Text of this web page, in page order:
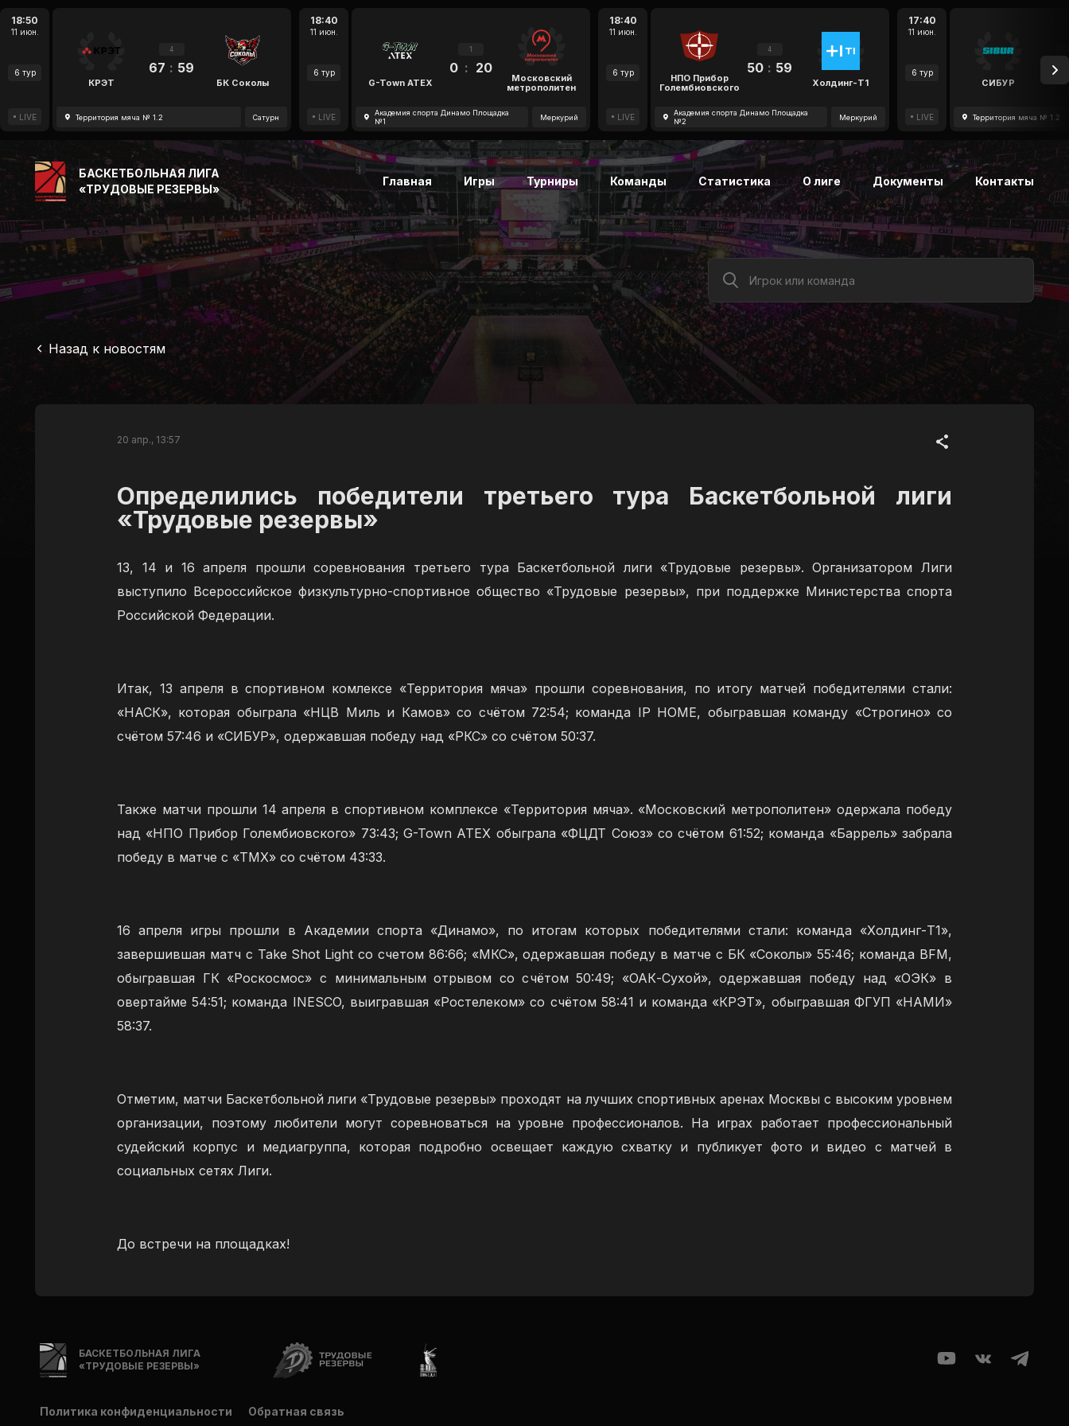
18:50
11 июн.
6 тур
LIVE
КРЭТ
4
67 : 59
БК Соколы
Территория мяча № 1.2 Сатурн
18:40
11 июн.
6 тур
LIVE
G-Town ATEX
1
0 : 20
Московский
метрополитен
Академия спорта Динамо Площадка
№1
Меркурий
18:40
11 июн.
6 тур
LIVE
НПО Прибор
Голембиовского
4
50 : 59
Холдинг-Т1
Академия спорта Динамо Площадка
№2
Меркурий
17:40
11 июн.
6 тур
LIVE
СИБУР
47
Территория мяча № 1.2
БАСКЕТБОЛЬНАЯ ЛИГА
«ТРУДОВЫЕ РЕЗЕРВЫ»
Главная Игры Турниры Команды Статистика О лиге Документы Контакты
Назад к новостям
20 апр., 13:57
Определились победители третьего тура Баскетбольной лиги
«Трудовые резервы»
13, 14 и 16 апреля прошли соревнования третьего тура Баскетбольной лиги «Трудовые резервы». Организатором Лиги
выступило Всероссийское физкультурно-спортивное общество «Трудовые резервы», при поддержке Министерства спорта
Российской Федерации.
Итак, 13 апреля в спортивном комлексе «Территория мяча» прошли соревнования, по итогу матчей победителями стали:
«НАСК», которая обыграла «НЦВ Миль и Камов» со счётом 72:54; команда IP HOME, обыгравшая команду «Строгино» со
счётом 57:46 и «СИБУР», одержавшая победу над «РКС» со счётом 50:37.
Также матчи прошли 14 апреля в спортивном комплексе «Территория мяча». «Московский метрополитен» одержала победу
над «НПО Прибор Голембиовского» 73:43; G-Town ATEX обыграла «ФЦДТ Союз» со счётом 61:52; команда «Баррель» забрала
победу в матче с «ТМХ» со счётом 43:33.
16 апреля игры прошли в Академии спорта «Динамо», по итогам которых победителями стали: команда «Холдинг-Т1»,
завершившая матч с Take Shot Light со счетом 86:66; «МКС», одержавшая победу в матче с БК «Соколы» 55:46; команда BFM,
обыгравшая ГК «Роскосмос» с минимальным отрывом со счётом 50:49; «ОАК-Сухой», одержавшая победу над «ОЭК» в
овертайме 54:51; команда INESCO, выигравшая «Ростелеком» со счётом 58:41 и команда «КРЭТ», обыгравшая ФГУП «НАМИ»
58:37.
Отметим, матчи Баскетбольной лиги «Трудовые резервы» проходят на лучших спортивных аренах Москвы с высоким уровнем
организации, поэтому любители могут соревноваться на уровне профессионалов. На играх работает профессиональный
судейский корпус и медиагруппа, которая подробно освещает каждую схватку и публикует фото и видео с матчей в
социальных сетях Лиги.
До встречи на площадках!
БАСКЕТБОЛЬНАЯ ЛИГА
«ТРУДОВЫЕ РЕЗЕРВЫ»
Политика конфиденциальности Обратная связь